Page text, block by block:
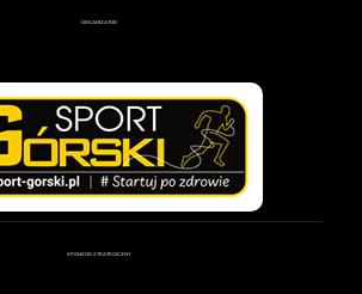
ORGANIZATOR
SPONSOR STRATEGICZNY